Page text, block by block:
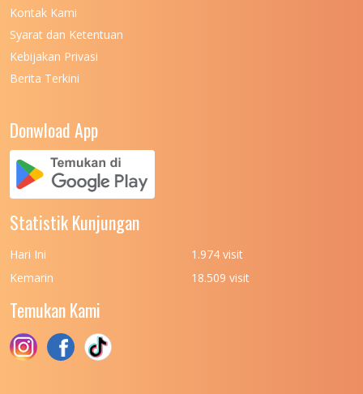
UNIVERSITAS NEGERI MANADO
UNIVERSITAS NEGERI MEDAN
UNIVERSITAS NEGERI PADANG
UNIVERSITAS NUSA CENDANA
UNIVERSITAS PADJADJARAN
UNIVERSITAS PATTIMURA
(UPN) VETERAN JAKARTA
UNIVERSITAS PEMBANGUNAN NASIONAL
(UPN) VETERAN JAWA TIMUR
UNIVERSITAS PEMBANGUNAN NASIONAL
Kontak Kami
Syarat dan Ketentuan
Kebijakan Privasi
Berita Terkini
Donwload App
Statistik Kunjungan
Hari Ini
1.974 visit
Kemarin
18.509 visit
Temukan Kami